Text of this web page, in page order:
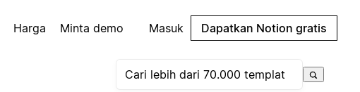
Harga Minta demo Masuk Dapatkan Notion gratis